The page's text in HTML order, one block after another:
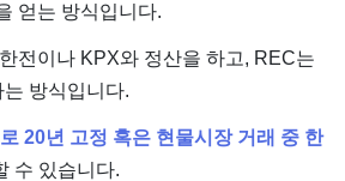
얻는 방식입니다.
전이나 KPX와 정산을 하고, REC는
방식입니다.
20년 고정 혹은 현물시장 거래 중 한
수 있습니다.